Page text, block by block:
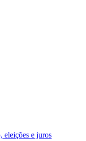
eleições e juros